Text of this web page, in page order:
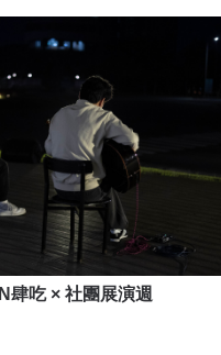
肆吃 × 社團展演週